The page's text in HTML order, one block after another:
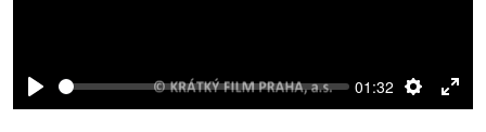
Přehrát
01:32